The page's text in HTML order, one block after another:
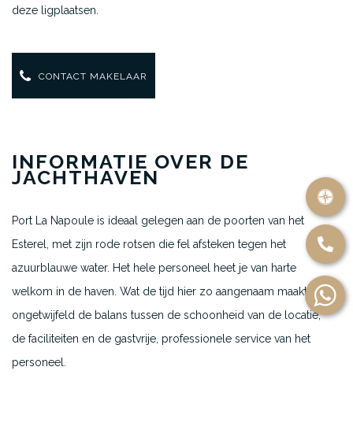
deze ligplaatsen.
CONTACT MAKELAAR
INFORMATIE OVER DE
JACHTHAVEN
Port La Napoule is ideaal gelegen aan de poorten van het
Esterel, met zijn rode rotsen die fel afsteken tegen het
azuurblauwe water. Het hele personeel heet je van harte
welkom in de haven. Wat de tijd hier zo aangenaam maakt, is
ongetwijfeld de balans tussen de schoonheid van de locatie,
de faciliteiten en de gastvrije, professionele service van het
personeel.